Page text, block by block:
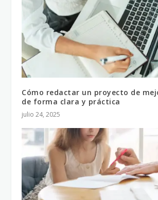
Cómo redactar un proyecto de
de forma clara y práctica
julio 24, 2025